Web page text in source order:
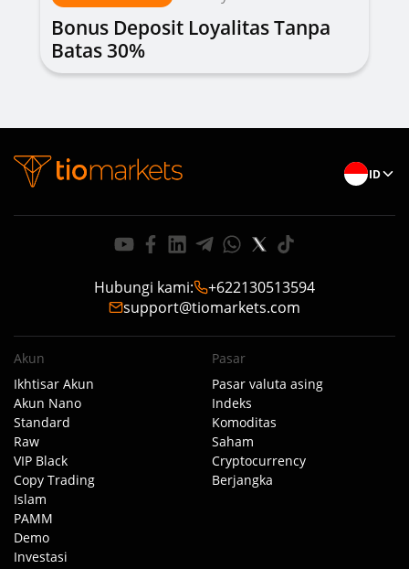
Bonus Deposit Loyalitas Tanpa
Batas 30%
ID
Hubungi kami:
+622130513594
support@tiomarkets.com
Akun
Ikhtisar Akun
Akun Nano
Standard
Raw
VIP Black
Copy Trading
Islam
PAMM
Demo
Investasi
Pasar
Pasar valuta asing
Indeks
Komoditas
Saham
Cryptocurrency
Berjangka